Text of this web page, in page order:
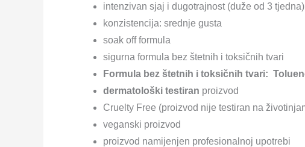
intenzivan sjaj i dugotrajnost (duže od 3 tjedna)
konzistencija: srednje gusta
soak off formula
sigurna formula bez štetnih i toksičnih tvari
Formula bez štetnih i toksičnih tvari:
dermatološki testiran proizvod
Cruelty Free (proizvod nije testiran na
veganski proizvod
proizvod namijenjen profesionalnoj upotrebi